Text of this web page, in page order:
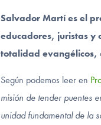
Salvador Martí es el
educadores, juristas y
totalidad evangélicos,
Según podemos leer en
misión de tender puentes
unidad fundamental de la